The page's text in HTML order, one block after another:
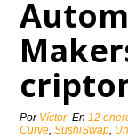
Por Víctor En12
Curve,SushiSwap,